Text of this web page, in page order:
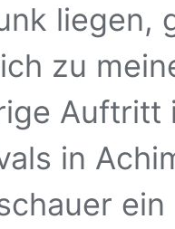
liegen,
zu
Auftritt
in